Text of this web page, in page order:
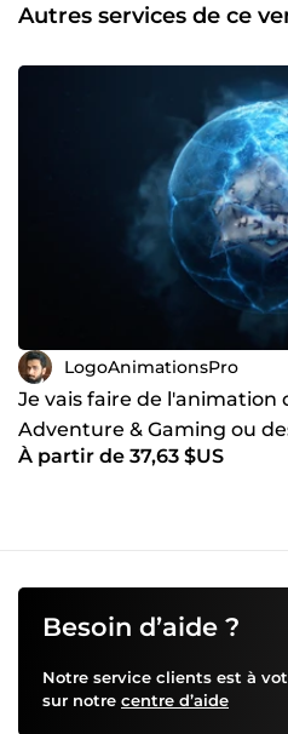
Autres services de ce
LogoAnimationsPro
Je vais faire de l'animation
Adventure & Gaming ou
À partir de 37,63 $US
Besoin d’aide ?
Notre service clients est à
sur notre centre d’aide